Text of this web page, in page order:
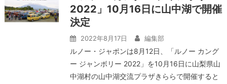
2022」10月16日に山中湖で開催
決定
2022年8月17日 編集部
ルノー・ジャポンは8月12日、「ルノー カング
ー ジャンボリー 2022」を10月16日に山梨県山
中湖村の山中湖交流プラザきららで開催すると